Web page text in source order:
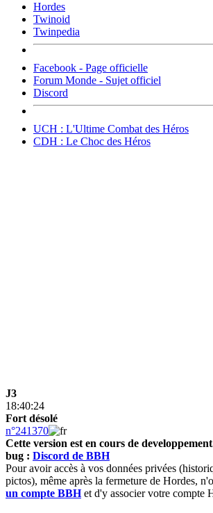
Hordes
Twinoid
Twinpedia
Facebook - Page officielle
Forum Monde - Sujet officiel
Discord
UCH : L'Ultime Combat des Héros
CDH : Le Choc des Héros
J3
18:40:24
Fort désolé
n°241370
Cette version est en cours de
bug : Discord de BBH
Pour avoir accès à vos données privées
pictos), même après la fermeture de Hordes,
un compte BBHet d'y associer votre compte